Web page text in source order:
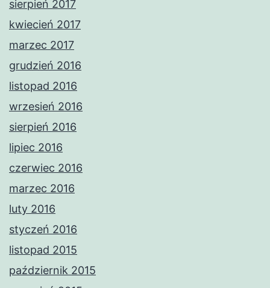
sierpień 2017
kwiecień 2017
marzec 2017
grudzień 2016
listopad 2016
wrzesień 2016
sierpień 2016
lipiec 2016
czerwiec 2016
marzec 2016
luty 2016
styczeń 2016
listopad 2015
październik 2015